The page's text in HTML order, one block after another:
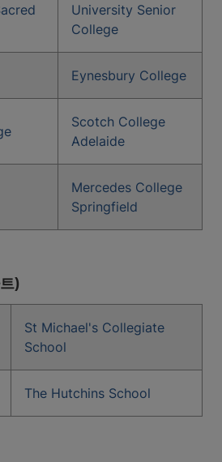
University Senior
College
Eynesbury College
Scotch College
Adelaide
Mercedes College
Springfield
)
St Michael's Collegiate
School
The Hutchins School